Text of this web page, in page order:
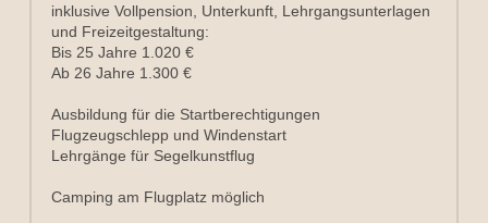
inklusive Vollpension, Unterkunft, Lehrgangsunterlagen
und Freizeitgestaltung:
Bis 25 Jahre 1.020 €
Ab 26 Jahre 1.300 €
Ausbildung für die Startberechtigungen
Flugzeugschlepp und Windenstart
Lehrgänge für Segelkunstflug
Camping am Flugplatz möglich